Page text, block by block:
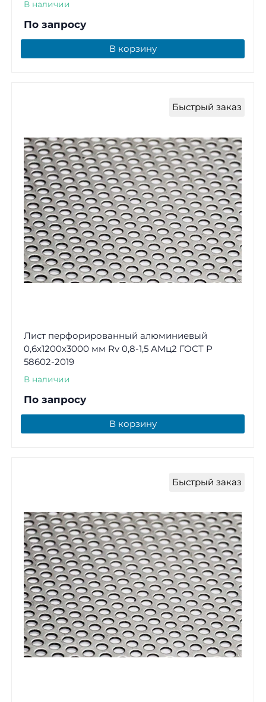
В наличии
По запросу
В корзину
Быстрый заказ
Лист перфорированный алюминиевый
0,6х1200х3000 мм Rv 0,8-1,5 АМц2 ГОСТ Р
58602-2019
В наличии
По запросу
В корзину
Быстрый заказ